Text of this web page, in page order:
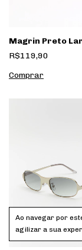
Ao navegar por
agilizar a sua
Magrin Preto
R$119,90